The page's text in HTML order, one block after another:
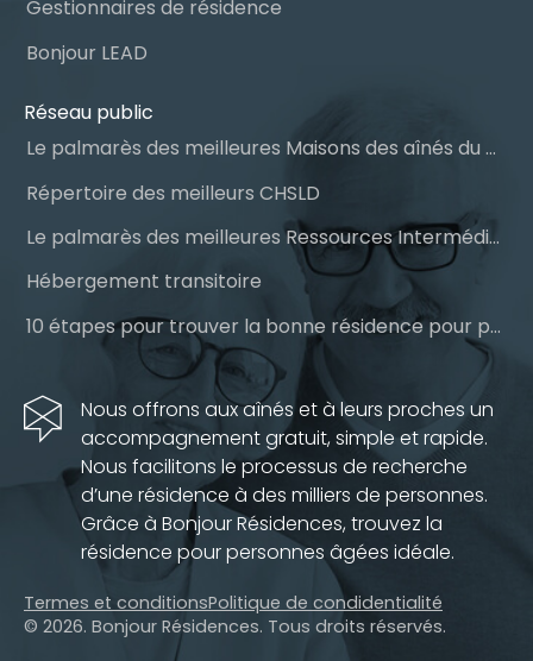
Gestionnaires de résidence
Bonjour LEAD
Réseau public
Le palmarès des meilleures Maisons des aînés du Québec
Répertoire des meilleurs CHSLD
Le palmarès des meilleures Ressources Intermédiaires (RI)
Hébergement transitoire
10 étapes pour trouver la bonne résidence pour personnes âgées
Nous offrons aux aînés et à leurs proches un
accompagnement gratuit, simple et rapide.
Nous facilitons le processus de recherche
d’une résidence à des milliers de personnes.
Grâce à Bonjour Résidences, trouvez la
résidence pour personnes âgées idéale.
Termes et conditionsPolitique de condidentialité
© 2026. Bonjour Résidences. Tous droits réservés.